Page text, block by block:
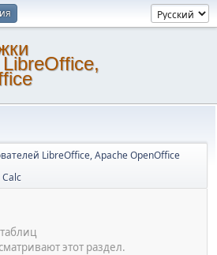
LibreOffice, Apache OpenOffice
Calc
этот раздел.